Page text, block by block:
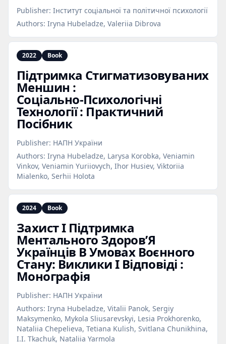
Publisher: Інститут соціальної та політичної психології
Authors: Iryna Hubeladze, Valeriia Dibrova
2022 Book
Підтримка Стигматизовуваних
Меншин :
Соціально‑Психологічні
Технології : Практичний
Посібник
Publisher: НАПН України
Authors: Iryna Hubeladze, Larysa Korobka, Veniamin
Vinkov, Veniamin Yuriiovych, Ihor Husiev, Viktoriia
Mialenko, Serhii Holota
2024 Book
Захист І Підтримка
Ментального Здоров’Я
Українців В Умовах Воєнного
Стану: Виклики І Відповіді :
Монографія
Publisher: НАПН України
Authors: Iryna Hubeladze, Vitalii Panok, Sergiy
Maksymenko, Mykola Sliusarevskyi, Lesia Prokhorenko,
Nataliia Chepelieva, Tetiana Kulish, Svitlana Chunikhina,
I.I. Tkachuk, Nataliia Yarmola